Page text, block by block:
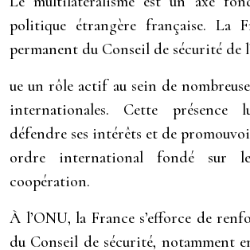
politique étrangère française. La
permanent du Conseil de sécurité de
ue un rôle actif au sein de
internationales. Cette
défendre ses intérêts et de
ordre international fondé
coopération.
À l’ONU, la France s’efforce de
du Conseil de sécurité, notamment